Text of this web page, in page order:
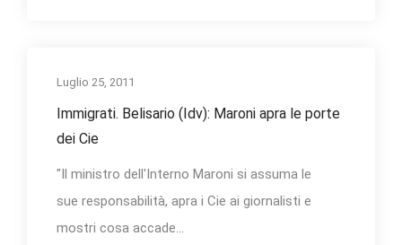
Luglio 25, 2011
Immigrati. Belisario (Idv): Maroni apra le porte
dei Cie
"Il ministro dell'Interno Maroni si assuma le
sue responsabilità, apra i Cie ai giornalisti e
mostri cosa accade...